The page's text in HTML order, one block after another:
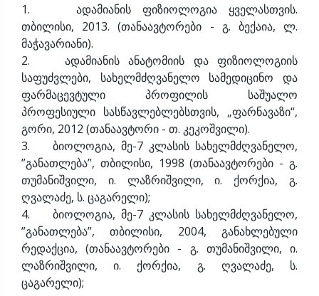
1. ადამიანის ფიზიოლოგია ყველასთვის.
თბილისი, 2013. (თანაავტორები - გ. ბექაია, ლ.
მაჭავარიანი).
2. ადამიანის ანატომიის და ფიზიოლოგიის
საფუძვლები, სახელმძღვანელო სამედიცინო და
ფარმაცევტული პროფილის საშუალო
პროფესიული სასწავლებლებსთვის, „ფარნავაზი“,
გორი, 2012 (თანაავტორი - თ. კეკოშვილი).
3. ბიოლოგია, მე-7 კლასის სახელმძღვანელო,
”განათლება”, თბილისი, 1998 (თანაავტორები - გ.
თუმანიშვილი, ი. ლაზრიშვილი, ი. ქორქია, გ.
ღვალაძე, ს. ცაგარელი);
4. ბიოლოგია, მე-7 კლასის სახელმძღვანელო,
”განათლება”, თბილისი, 2004, განახლებული
რედაქცია, (თანაავტორები - გ. თუმანიშვილი, ი.
ლაზრიშვილი, ი. ქორქია, გ. ღვალაძე, ს.
ცაგარელი);